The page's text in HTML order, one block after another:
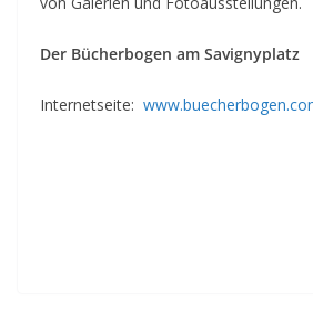
Der Bücherbogen am Savignyplatz
Internetseite: